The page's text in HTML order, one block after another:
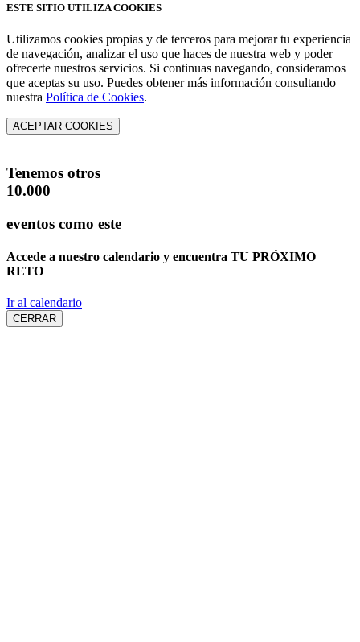
ESTE SITIO UTILIZA COOKIES
Utilizamos cookies propias y de terceros para mejorar tu experiencia
de navegación, analizar el uso que haces de nuestra web y poder
ofrecerte nuestros servicios. Si continuas navegando, consideramos
que aceptas su uso. Puedes obtener más información consultando
nuestra Política de Cookies.
ACEPTAR COOKIES
Tenemos otros
10.000
eventos como este
Accede a nuestro calendario y encuentra TU PRÓXIMO
RETO
Ir al calendario
CERRAR